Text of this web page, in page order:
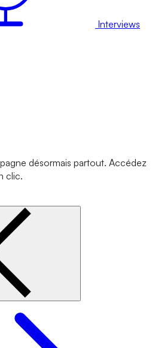
Interviews
désormais partout. Accédez
clic.